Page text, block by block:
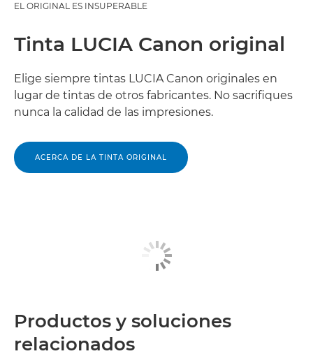
EL ORIGINAL ES INSUPERABLE
Tinta LUCIA Canon original
Elige siempre tintas LUCIA Canon originales en
lugar de tintas de otros fabricantes. No sacrifiques
nunca la calidad de las impresiones.
ACERCA DE LA TINTA ORIGINAL
Productos y soluciones
relacionados